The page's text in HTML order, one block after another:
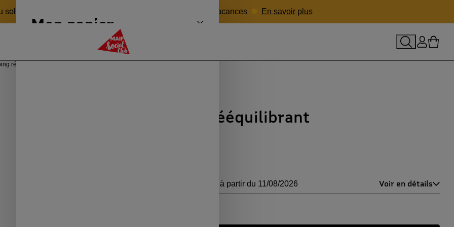
soleil 🏖️ pour revenir en pleine forme le 24 août ! Bonnes vacances ☀️ En savoir plus
MAIF Social Club
Rechercher
Se Mon
rééquilibrant
Shampoing rééquilibrant
Livraison Colissimo à partir du 11/08/2026 Voir en détails
Mon panier Fermer le panier